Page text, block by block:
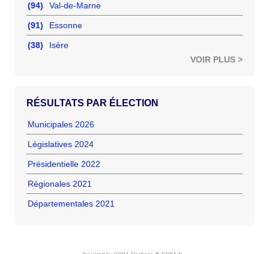
(94) Val-de-Marne
(91) Essonne
(38)
Isère
VOIR PLUS >
RÉSULTATS PAR ÉLECTION
Municipales 2026
Législatives 2024
Présidentielle 2022
Régionales 2021
Départementales 2021